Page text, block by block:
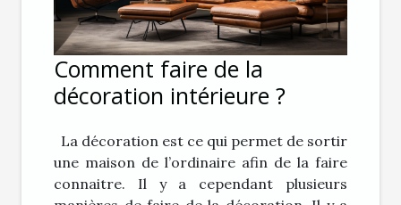
Comment faire de la
décoration intérieure ?
La décoration est ce qui permet de sortir
une maison de l’ordinaire afin de la faire
connaitre. Il y a cependant plusieurs